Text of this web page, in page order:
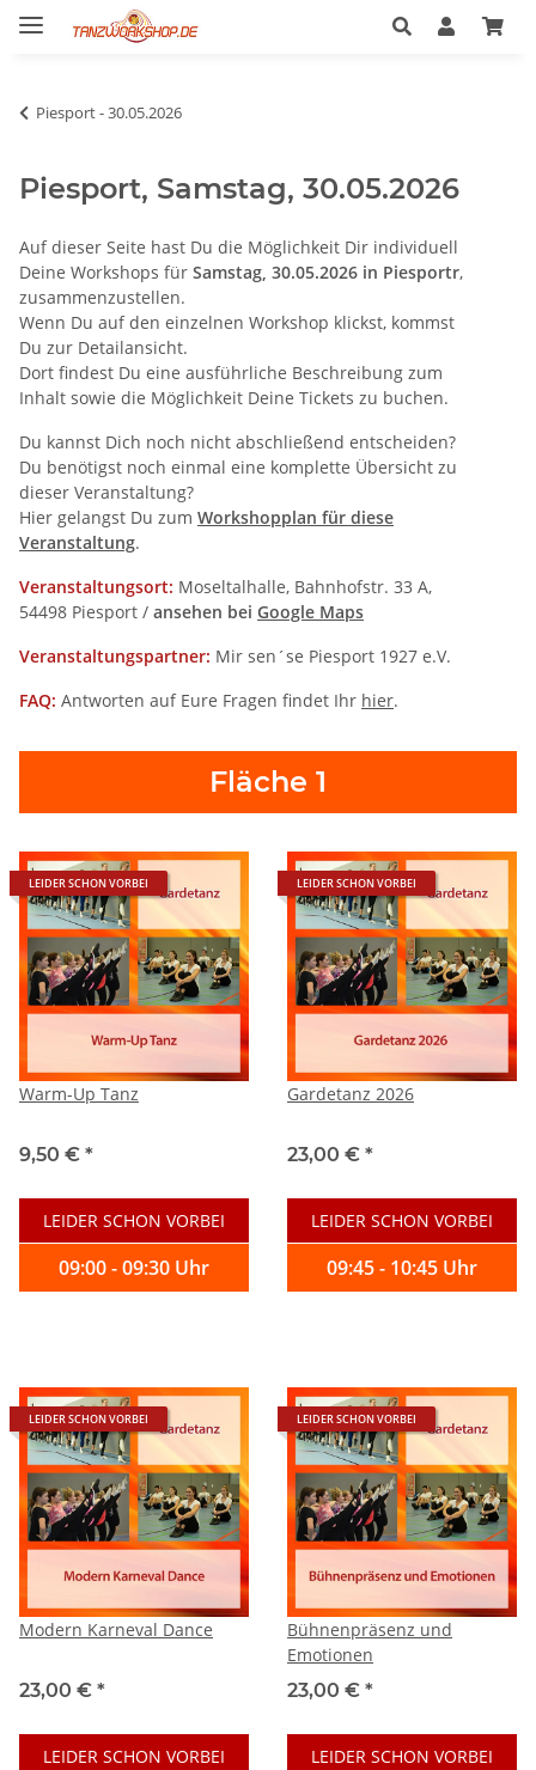
Piesport - 30.05.2026
Piesport, Samstag, 30.05.2026
Auf dieser Seite hast Du die Möglichkeit Dir individuell
Deine Workshops für Samstag, 30.05.2026 in Piesportr,
zusammenzustellen.
Wenn Du auf den einzelnen Workshop klickst, kommst
Du zur Detailansicht.
Dort findest Du eine ausführliche Beschreibung zum
Inhalt sowie die Möglichkeit Deine Tickets zu buchen.
Du kannst Dich noch nicht abschließend entscheiden?
Du benötigst noch einmal eine komplette Übersicht zu
dieser Veranstaltung?
Hier gelangst Du zum Workshopplan für diese
Veranstaltung.
Veranstaltungsort: Moseltalhalle, Bahnhofstr. 33 A,
54498 Piesport / ansehen bei Google Maps
Veranstaltungspartner: Mir sen´se Piesport 1927 e.V.
FAQ: Antworten auf Eure Fragen findet Ihr hier.
Fläche 1
LEIDER SCHON VORBEI
Warm-Up Tanz
9,50 € *
LEIDER SCHON VORBEI
09:00 - 09:30 Uhr
LEIDER SCHON VORBEI
Gardetanz 2026
23,00 € *
LEIDER SCHON VORBEI
09:45 - 10:45 Uhr
LEIDER SCHON VORBEI
Modern Karneval Dance
23,00 € *
LEIDER SCHON VORBEI
LEIDER SCHON VORBEI
Bühnenpräsenz und
Emotionen
23,00 € *
LEIDER SCHON VORBEI